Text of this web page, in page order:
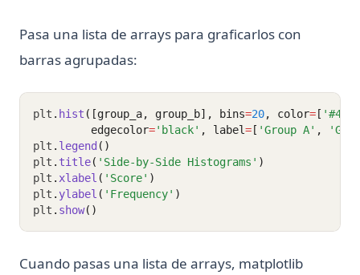
Pasa una lista de arrays para graficarlos con
barras agrupadas:
plt . hist ([group_a, group_b], bins=20, color= [
         edgecolor
='black' , label= [ 'Group A' ,
plt . legend ()
plt . title( 'Side-by-Side Histograms' )
plt . xlabel ( 'Score' )
plt . ylabel ( 'Frequency' )
plt . show()
Cuando pasas una lista de arrays, matplotlib